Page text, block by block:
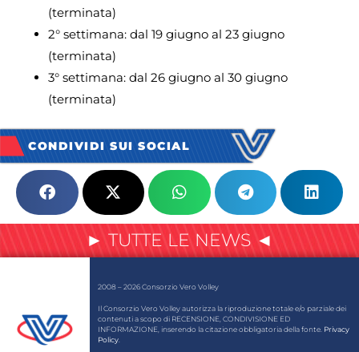
(terminata)
2° settimana: dal 19 giugno al 23 giugno
(terminata)
3° settimana: dal 26 giugno al 30 giugno
(terminata)
CONDIVIDI SUI SOCIAL
► TUTTE LE NEWS ◄
2008 – 2026 Consorzio Vero Volley
Il Consorzio Vero Volley autorizza la riproduzione totale e/o parziale dei
contenuti a scopo di RECENSIONE, CONDIVISIONE ED
INFORMAZIONE, inserendo la citazione obbligatoria della fonte. Privacy
Policy.